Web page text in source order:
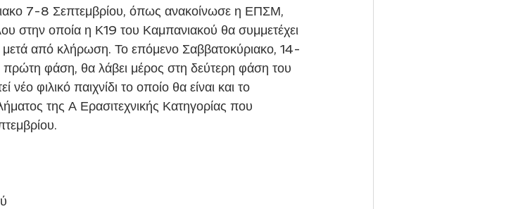
7-8 Σεπτεμβρίου, όπως ανακοίνωσε η ΕΠΣΜ,
στην οποία η Κ19 του Καμπανιακού θα συμμετέχει
μετά από κλήρωση. Το επόμενο Σαββατοκύριακο, 14-
πρώτη φάση, θα λάβει μέρος στη δεύτερη φάση του
φιλικό παιχνίδι το οποίο θα είναι και το
της Α Ερασιτεχνικής Κατηγορίας που